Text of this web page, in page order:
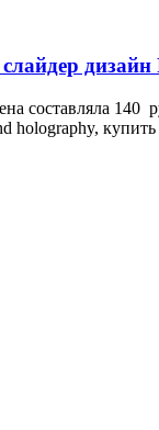
составляла 140
holography,